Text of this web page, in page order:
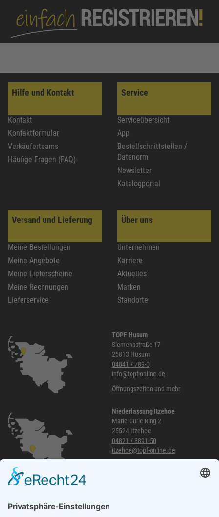
Hilfe und Kontakt
Kontakt
Kontaktformular
Verkäuferteams
Häufige Fragen (FAQ)
Service
Serviceübersicht
App
Bestellschnittstellen /
Datanorm
Newsletter
Katalogportal
Versand und Lieferung
Meine Bestellungen
Meine Angebote
Meine Lieferscheine
Meine Rechnungen
Lieferservice
Über uns
Unternehmen
Karriere
Aktuelles
Marken
Standorte
TOPF Husum
Siemensstraße 17
25813 Husum
04841 / 789-0
info@topf-online.de
Öffnungszeiten und mehr
Niederlassung Itzehoe
Marie-Curie-Ring 2
25524 Itzehoe
04821 / 8891-50
itzehoe@topf-online.de